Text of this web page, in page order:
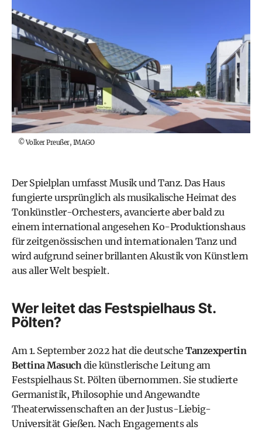
©Volker Preußer, IMAGO
Der Spielplan umfasst Musik und Tanz. Das Haus
fungierte ursprünglich als musikalische Heimat des
Tonkünstler-Orchesters, avancierte aber bald zu
einem international angesehen Ko-Produktionshaus
für zeitgenössischen und internationalen Tanz und
wird aufgrund seiner brillanten Akustik von Künstlern
aus aller Welt bespielt.
Wer leitet das Festspielhaus St.
Pölten?
Am 1. September 2022 hat die deutsche Tanzexpertin
Bettina Masuch die künstlerische Leitung am
Festspielhaus St. Pölten übernommen. Sie studierte
Germanistik, Philosophie und Angewandte
Theaterwissenschaften an der Justus-Liebig-
Universität Gießen. Nach Engagements als